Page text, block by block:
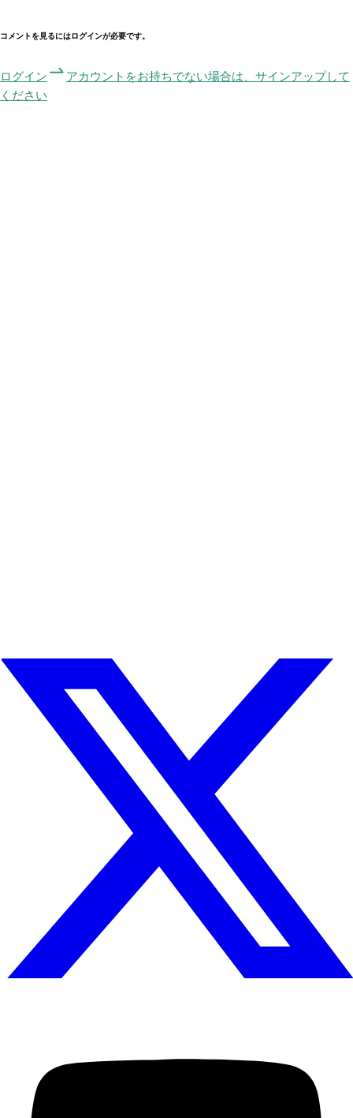
コメントを見るにはログインが必要です。
ログイン
アカウントをお持ちでない場合は、サインアップして
ください